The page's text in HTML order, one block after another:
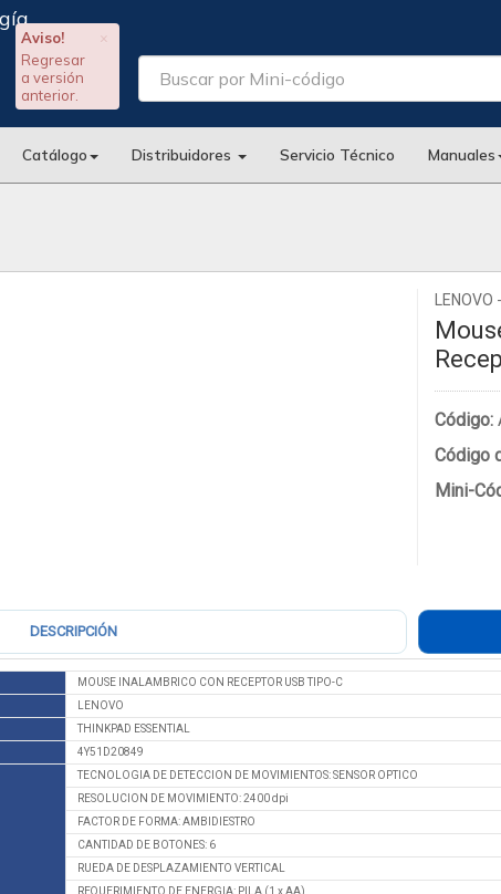
×
Aviso!
Regresar
a versión
anterior.
Catálogo Distribuidores Servicio Técnico Manuales
Código:
Código
Mini-
DESCRIPCIÓN
MOUSE INALAMBRICO CON RECEPTOR USB TIPO-C
LENOVO
THINKPAD ESSENTIAL
4Y51D20849
TECNOLOGIA DE DETECCION DE MOVIMIENTOS: SENSOR OPTICO
RESOLUCION DE MOVIMIENTO: 2400 dpi
FACTOR DE FORMA: AMBIDIESTRO
CANTIDAD DE BOTONES: 6
RUEDA DE DESPLAZAMIENTO VERTICAL
REQUERIMIENTO DE ENERGIA: PILA (1 x AA)